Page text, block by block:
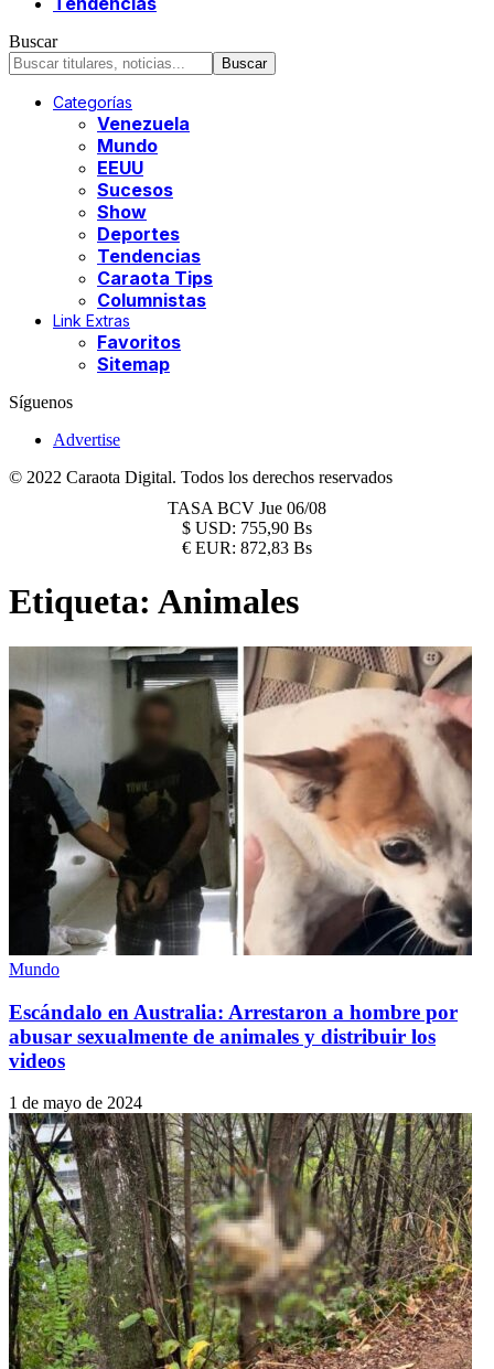
Buscar
Categorías
Venezuela
Mundo
EEUU
Sucesos
Show
Deportes
Tendencias
Caraota Tips
Columnistas
Link Extras
Favoritos
Sitemap
Síguenos
Advertise
© 2022 Caraota Digital. Todos los derechos reservados
TASA BCV Jue 06/08
$ USD: 755,90 Bs
€ EUR: 872,83 Bs
Etiqueta: Animales
Mundo
Escándalo en Australia: Arrestaron a hombre por
abusar sexualmente de animales y distribuir los
videos
1 de mayo de 2024